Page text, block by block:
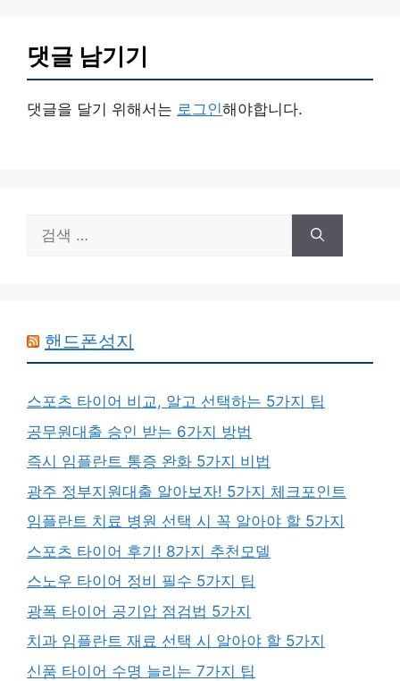
댓글 남기기
댓글을 달기 위해서는 로그인해야합니다.
색:
핸드폰성지
스포츠 타이어 비교, 알고 선택하는 5가지 팁
공무원대출 승인 받는 6가지 방법
즉시 임플란트 통증 완화 5가지 비법
광주 정부지원대출 알아보자! 5가지 체크포인트
임플란트 치료 병원 선택 시 꼭 알아야 할 5가지
스포츠 타이어 후기! 8가지 추천모델
스노우 타이어 정비 필수 5가지 팁
광폭 타이어 공기압 점검법 5가지
치과 임플란트 재료 선택 시 알아야 할 5가지
신품 타이어 수명 늘리는 7가지 팁